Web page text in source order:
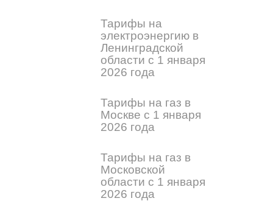
Тарифы на
электроэнергию в
Ленинградской
области с 1 января
2026 года
Тарифы на газ в
Москве с 1 января
2026 года
Тарифы на газ в
Московской
области с 1 января
2026 года